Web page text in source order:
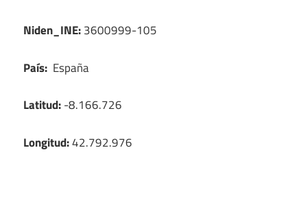
Niden_INE:3600999-105
País: España
Latitud:-8.166.726
Longitud:42.792.976